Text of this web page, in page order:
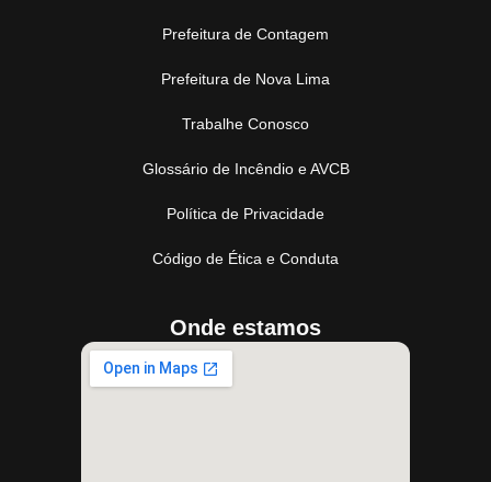
Prefeitura de Contagem
Prefeitura de Nova Lima
Trabalhe Conosco
Glossário de Incêndio e AVCB
Política de Privacidade
Código de Ética e Conduta
Onde estamos